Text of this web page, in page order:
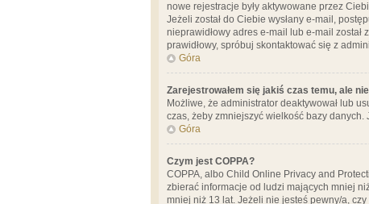
nowe rejestracje były aktywowane przez
Jeżeli został do Ciebie wysłany e-mail,
nieprawidłowy adres e-mail lub e-mail
prawidłowy, spróbuj skontaktować się z
Góra
Zarejestrowałem się jakiś czas temu, ale
Możliwe, że administrator deaktywował lub
czas, żeby zmniejszyć wielkość bazy
Góra
Czym jest COPPA?
COPPA, albo Child Online Privacy and
zbierać informacje od ludzi mających mniej
mniej niż 13 lat. Jeżeli nie jesteś pewny/a,